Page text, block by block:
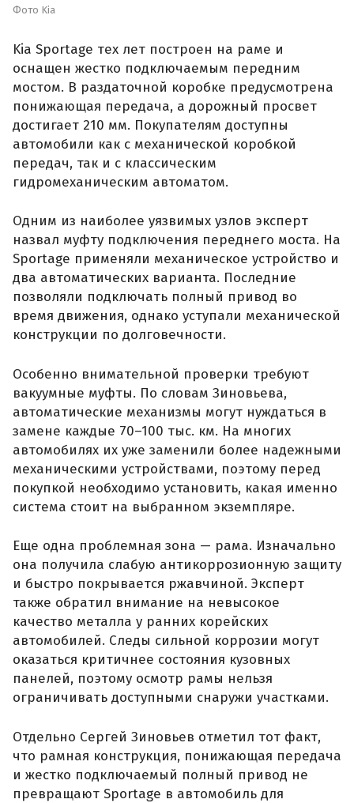
Фото Kia
Kia Sportage тех лет построен на раме и
оснащен жестко подключаемым передним
мостом. В раздаточной коробке предусмотрена
понижающая передача, а дорожный просвет
достигает 210 мм. Покупателям доступны
автомобили как с механической коробкой
передач, так и с классическим
гидромеханическим автоматом.
Одним из наиболее уязвимых узлов эксперт
назвал муфту подключения переднего моста. На
Sportage применяли механическое устройство и
два автоматических варианта. Последние
позволяли подключать полный привод во
время движения, однако уступали механической
конструкции по долговечности.
Особенно внимательной проверки требуют
вакуумные муфты. По словам Зиновьева,
автоматические механизмы могут нуждаться в
замене каждые 70–100 тыс. км. На многих
автомобилях их уже заменили более надежными
механическими устройствами, поэтому перед
покупкой необходимо установить, какая именно
система стоит на выбранном экземпляре.
Еще одна проблемная зона — рама. Изначально
она получила слабую антикоррозионную защиту
и быстро покрывается ржавчиной. Эксперт
также обратил внимание на невысокое
качество металла у ранних корейских
автомобилей. Следы сильной коррозии могут
оказаться критичнее состояния кузовных
панелей, поэтому осмотр рамы нельзя
ограничивать доступными снаружи участками.
Отдельно Сергей Зиновьев отметил тот факт,
что рамная конструкция, понижающая передача
и жестко подключаемый полный привод не
превращают Sportage в автомобиль для